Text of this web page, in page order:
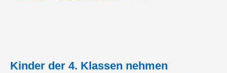
Kinder der 4. Klassen nehmen